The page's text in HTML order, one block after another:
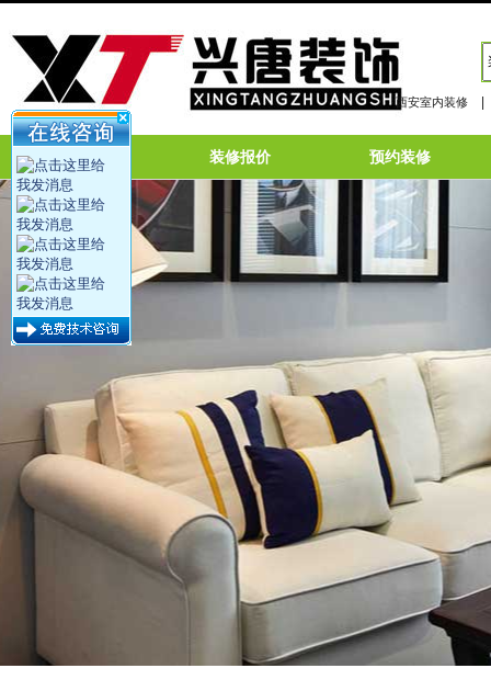
西安室内装修
网站首页 装修报价 预约装修